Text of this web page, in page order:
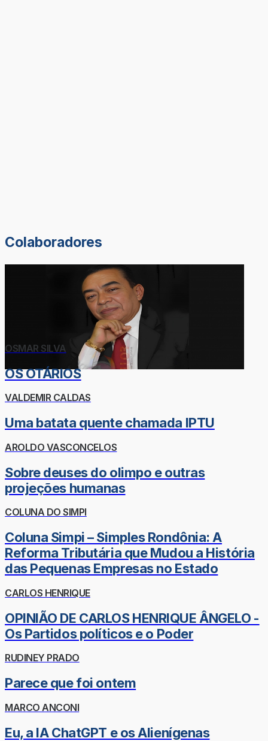
Colaboradores
OSMAR SILVA
OS OTÁRIOS
VALDEMIR CALDAS
Uma batata quente chamada IPTU
AROLDO VASCONCELOS
Sobre deuses do olimpo e outras
projeções humanas
COLUNA DO SIMPI
Coluna Simpi – Simples Rondônia: A
Reforma Tributária que Mudou a História
das Pequenas Empresas no Estado
CARLOS HENRIQUE
OPINIÃO DE CARLOS HENRIQUE ÂNGELO -
Os Partidos políticos e o Poder
RUDINEY PRADO
Parece que foi ontem
MARCO ANCONI
Eu, a IA ChatGPT e os Alienígenas